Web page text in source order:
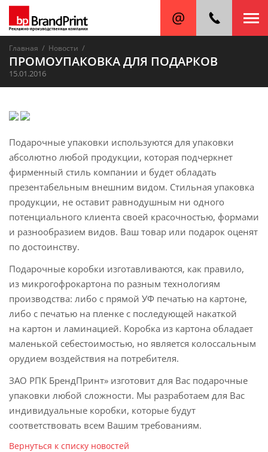
Главная / Новости /
ПРОМОУПАКОВКА ДЛЯ ПОДАРКОВ
15.01.2016
Подарочные упаковки используются для упаковки
абсолютно любой продукции, которая подчеркнет
фирменный стиль компании и будет обладать
презентабельным внешним видом. Стильная упаковка
продукции, не оставит равнодушным ни одного
потенциального клиента своей красочностью, формами
и разнообразием видов. Ваш товар или подарок оценят
по достоинству.
Подарочные коробки изготавливаются, как правило,
из микрогофрокартона по разным технологиям
производства: либо с прямой УФ печатью на картоне,
либо с печатью на пленке с последующей накаткой
на картон и ламинацией. Коробка из картона обладает
маленькой себестоимостью, но является колоссальным
орудием воздействия на потребителя.
ЗАО РПК БрендПринт» изготовит для Вас подарочные
упаковки любой сложности. Мы разработаем для Вас
индивидуальные коробки, которые будут
соответствовать всем Вашим требованиям.
Вернуться к списку новостей